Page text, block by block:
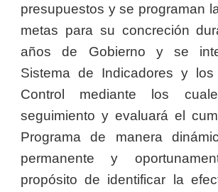
presupuestos y se programan
metas para su concreción
años de Gobierno y se
Sistema de Indicadores y los
Control mediante los
seguimiento y evaluará el
Programa de manera
permanente y
propósito de identificar la